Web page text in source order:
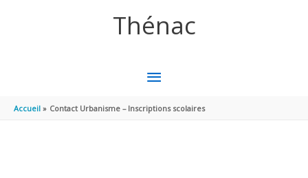
Thénac
MENU
PRINCIPAL
Accueil Contact Urbanisme – Inscriptions scolaires